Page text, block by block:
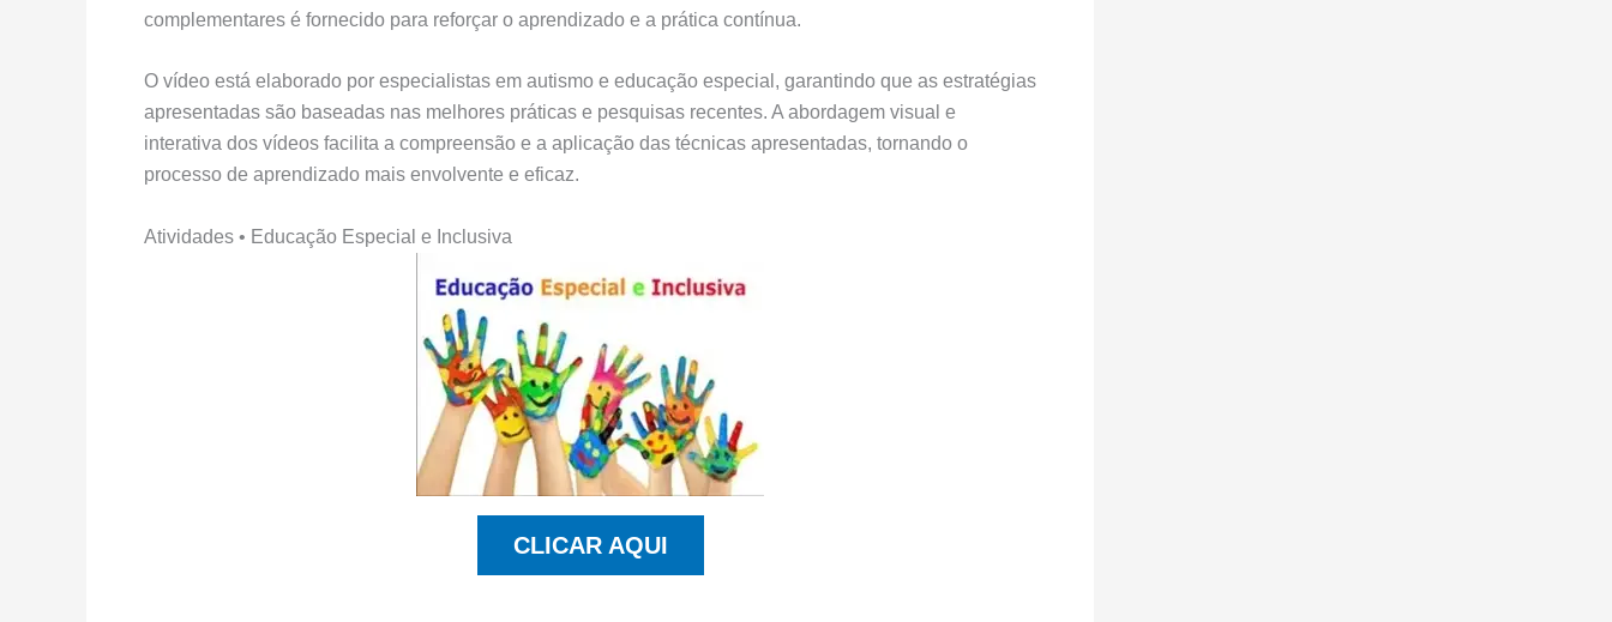
complementares é fornecido para reforçar o aprendizado e a prática contínua.
O vídeo está elaborado por especialistas em autismo e educação especial, garantindo que as estratégias
apresentadas são baseadas nas melhores práticas e pesquisas recentes. A abordagem visual e
interativa dos vídeos facilita a compreensão e a aplicação das técnicas apresentadas, tornando o
processo de aprendizado mais envolvente e eficaz.
Atividades • Educação Especial e Inclusiva
CLICAR AQUI